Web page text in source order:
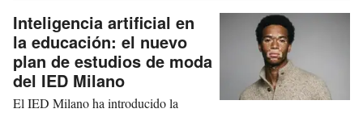
aficionados y la creciente...
Inteligencia artificial en
la educación: el nuevo
plan de estudios de moda
del IED Milano
El IED Milano ha introducido la